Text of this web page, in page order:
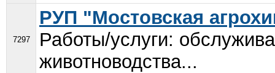
7297
РУП "Мостовская
Работы/услуги:
животноводства...